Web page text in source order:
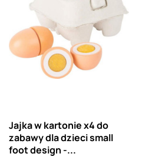
Jajka w kartonie x4 do
zabawy dla dzieci small
foot design -...